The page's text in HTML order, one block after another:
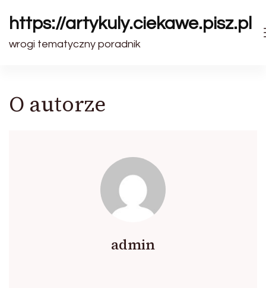
https://artykuly.ciekawe.pisz.pl
wrogi tematyczny poradnik
O autorze
admin